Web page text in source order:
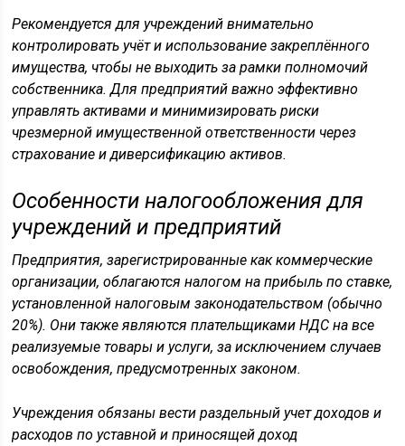
Рекомендуется для учреждений внимательно
контролировать учёт и использование закреплённого
имущества, чтобы не выходить за рамки полномочий
собственника. Для предприятий важно эффективно
управлять активами и минимизировать риски
чрезмерной имущественной ответственности через
страхование и диверсификацию активов.
Особенности налогообложения для
учреждений и предприятий
Предприятия, зарегистрированные как коммерческие
организации, облагаются налогом на прибыль по ставке,
установленной налоговым законодательством (обычно
20%). Они также являются плательщиками НДС на все
реализуемые товары и услуги, за исключением случаев
освобождения, предусмотренных законом.
Учреждения обязаны вести раздельный учет доходов и
расходов по уставной и приносящей доход